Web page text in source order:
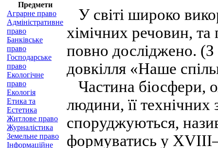
Предмети
Аграрне право
Адміністративне
право
Банківське
право
Господарське
право
Екологічне
право
Екологія
Етика та
Естетика
Житлове право
Журналістика
Земельне право
Інформаційне
У світі широко
хімічних речовин, та
повно досліджено. (З
довкілля «Наше
Частина біосфери,
людини, її технічних
споруджуються,
формуватись у